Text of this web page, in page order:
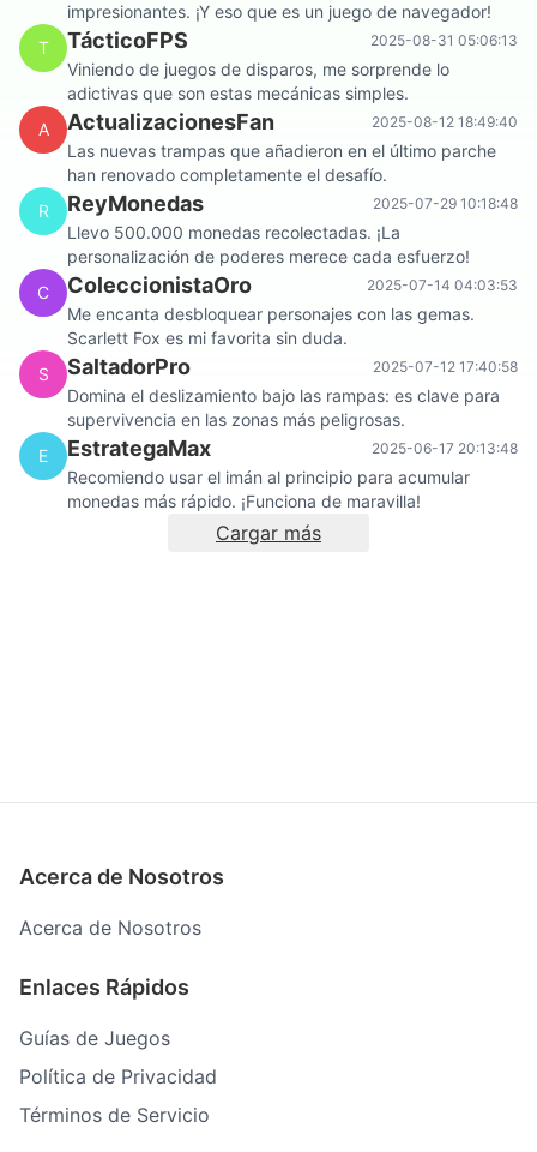
impresionantes. ¡Y eso que es un juego de navegador!
T
TácticoFPS 2025-08-31 05:06:13
Viniendo de juegos de disparos, me sorprende lo
adictivas que son estas mecánicas simples.
A
ActualizacionesFan 2025-08-12 18:49:40
Las nuevas trampas que añadieron en el último parche
han renovado completamente el desafío.
R
ReyMonedas 2025-07-29 10:18:48
Llevo 500.000 monedas recolectadas. ¡La
personalización de poderes merece cada esfuerzo!
C
ColeccionistaOro 2025-07-14 04:03:53
Me encanta desbloquear personajes con las gemas.
Scarlett Fox es mi favorita sin duda.
S
SaltadorPro 2025-07-12 17:40:58
Domina el deslizamiento bajo las rampas: es clave para
supervivencia en las zonas más peligrosas.
E
EstrategaMax 2025-06-17 20:13:48
Recomiendo usar el imán al principio para acumular
monedas más rápido. ¡Funciona de maravilla!
Cargar más
Acerca de Nosotros
Acerca de Nosotros
Enlaces Rápidos
Guías de Juegos
Política de Privacidad
Términos de Servicio